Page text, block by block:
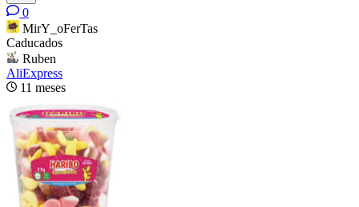
0
MirY_oFerTas
Caducados
Ruben
AliExpress
11 meses